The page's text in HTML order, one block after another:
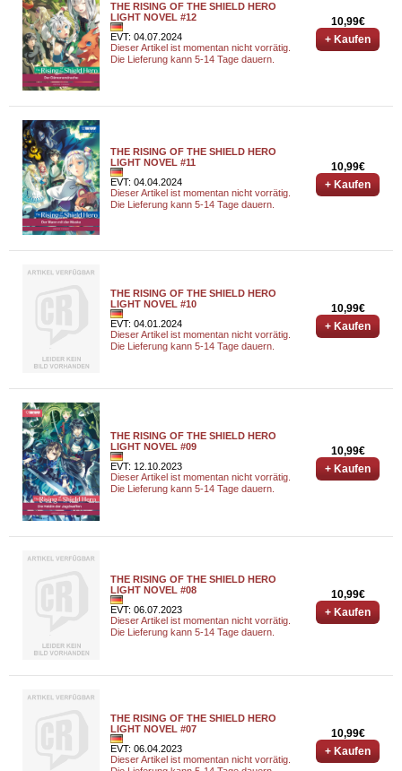
THE RISING OF THE SHIELD HERO
LIGHT NOVEL #12
EVT: 04.07.2024
Dieser Artikel ist momentan nicht vorrätig.
Die Lieferung kann 5-14 Tage dauern.
10,99€
+ Kaufen
THE RISING OF THE SHIELD HERO
LIGHT NOVEL #11
EVT: 04.04.2024
Dieser Artikel ist momentan nicht vorrätig.
Die Lieferung kann 5-14 Tage dauern.
10,99€
+ Kaufen
THE RISING OF THE SHIELD HERO
LIGHT NOVEL #10
EVT: 04.01.2024
Dieser Artikel ist momentan nicht vorrätig.
Die Lieferung kann 5-14 Tage dauern.
10,99€
+ Kaufen
THE RISING OF THE SHIELD HERO
LIGHT NOVEL #09
EVT: 12.10.2023
Dieser Artikel ist momentan nicht vorrätig.
Die Lieferung kann 5-14 Tage dauern.
10,99€
+ Kaufen
THE RISING OF THE SHIELD HERO
LIGHT NOVEL #08
EVT: 06.07.2023
Dieser Artikel ist momentan nicht vorrätig.
Die Lieferung kann 5-14 Tage dauern.
10,99€
+ Kaufen
THE RISING OF THE SHIELD HERO
LIGHT NOVEL #07
EVT: 06.04.2023
Dieser Artikel ist momentan nicht vorrätig.
10,99€
+ Kaufen